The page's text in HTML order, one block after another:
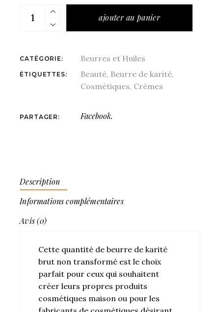
quantités Sachet de Beurre de Karité brut - 1 Kg
ajouter au panier
CATÉGORIE: Beurres et Huiles
ÉTIQUETTES: Beauté, Beurre de karité,
Cosmétiques, Crèmes
PARTAGER: Facebook.
Description
Informations complémentaires
Avis (0)
Cette quantité de beurre de karité
brut non transformé est le choix
parfait pour ceux qui souhaitent
créer leurs propres produits
cosmétiques maison ou pour les